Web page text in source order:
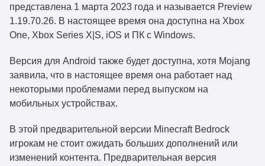
представлена 1 марта 2023 года и называется Preview
1.19.70.26. В настоящее время она доступна на Xbox
One, Xbox Series X|S, iOS и ПК с Windows.
Версия для Android также будет доступна, хотя Mojang
заявила, что в настоящее время она работает над
некоторыми проблемами перед выпуском на
мобильных устройствах.
В этой предварительной версии Minecraft Bedrock
игрокам не стоит ожидать больших дополнений или
изменений контента. Предварительная версия